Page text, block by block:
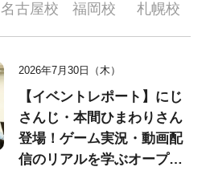
名古屋校 福岡校 札幌校
2026年7月30日（木）
【イベントレポート】にじ
さんじ・本間ひまわりさん
登場！ゲーム実況・動画配
信のリアルを学ぶオープン